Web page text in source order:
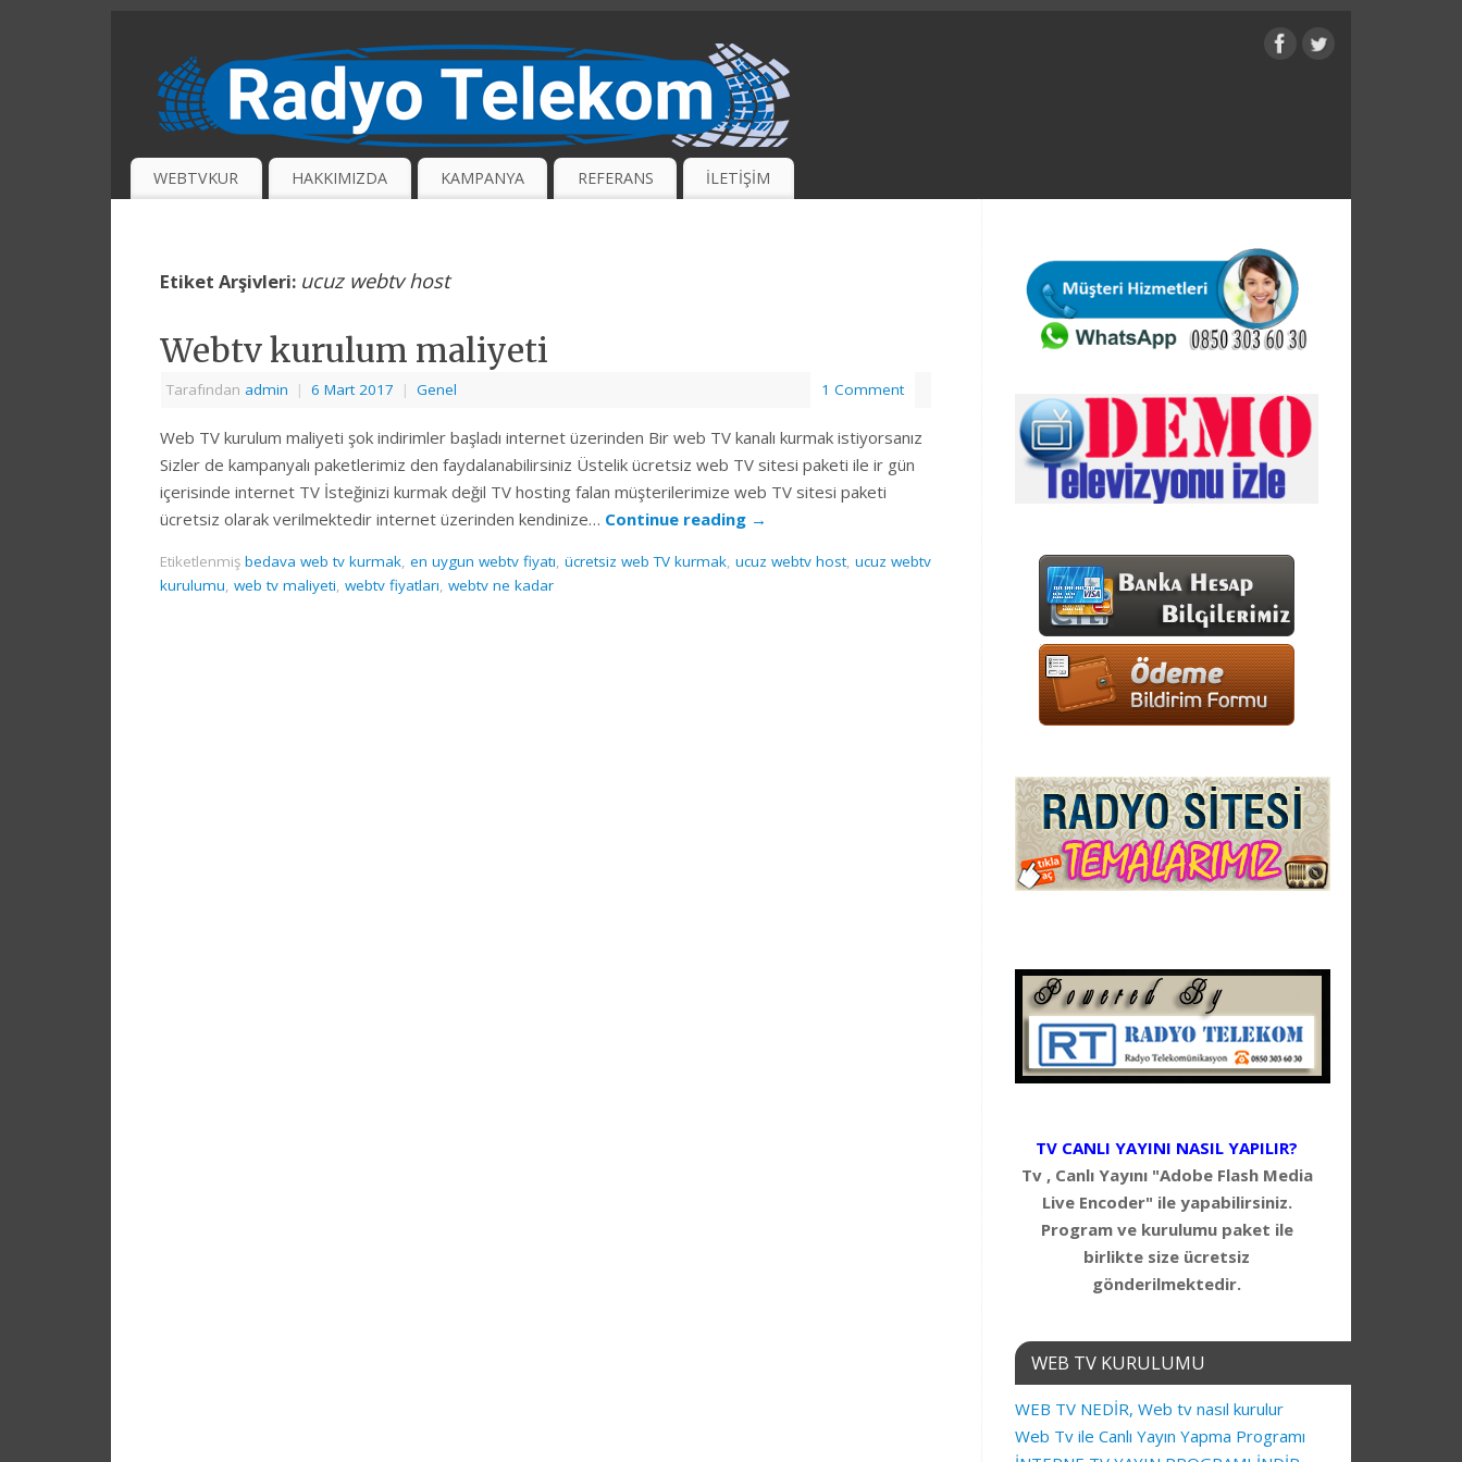
WEBTVKUR HAKKIMIZDA KAMPANYA REFERANS İLETİŞİM
Etiket Arşivleri: ucuz webtv host
Webtv kurulum maliyeti
Tarafından admin | 6 Mart 2017 | Genel 1 Comment
Web TV kurulum maliyeti şok indirimler başladı internet üzerinden Bir web TV kanalı kurmak istiyorsanız
Sizler de kampanyalı paketlerimiz den faydalanabilirsiniz Üstelik ücretsiz web TV sitesi paketi ile ir gün
içerisinde internet TV İsteğinizi kurmak değil TV hosting falan müşterilerimize web TV sitesi paketi
ücretsiz olarak verilmektedir internet üzerinden kendinize… Continue reading →
Etiketlenmiş bedava web tv kurmak, en uygun webtv fiyatı, ücretsiz web TV kurmak, ucuz webtv host, ucuz webtv
kurulumu, web tv maliyeti, webtv fiyatları, webtv ne kadar
TV CANLI YAYINI NASIL YAPILIR?
Tv , Canlı Yayını "Adobe Flash Media
Live Encoder" ile yapabilirsiniz.
Program ve kurulumu paket ile
birlikte size ücretsiz
gönderilmektedir.
WEB TV KURULUMU
WEB TV NEDİR, Web tv nasıl kurulur
Web Tv ile Canlı Yayın Yapma Programı